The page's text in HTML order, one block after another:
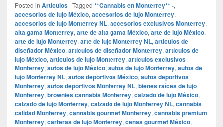
Posted in Articulos | Tagged **Cannabis en Monterrey** -,
accesorios de lujo México, accesorios de lujo Monterrey,
accesorios de lujo Monterrey NL, accesorios exclusivos Monterrey,
alta gama Monterrey, arte de alta gama México, arte de lujo México,
arte de lujo Monterrey, arte de lujo Monterrey NL, artículos de
diseñador México, artículos de diseñador Monterrey, artículos de
lujo México, artículos de lujo Monterrey, artículos exclusivos
Monterrey, autos de lujo México, autos de lujo Monterrey, autos de
lujo Monterrey NL, autos deportivos México, autos deportivos
Monterrey, autos deportivos Monterrey NL, bienes raíces de lujo
Monterrey, brownies cannabis Monterrey, calzado de lujo México,
calzado de lujo Monterrey, calzado de lujo Monterrey NL, cannabis
calidad Monterrey, cannabis gourmet Monterrey, cannabis premium
Monterrey, carteras de lujo Monterrey, cenas gourmet México,